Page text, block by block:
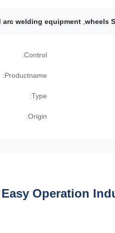
arc welding equipment
Control:
Productname:
Type:
Origin:
Easy Operation